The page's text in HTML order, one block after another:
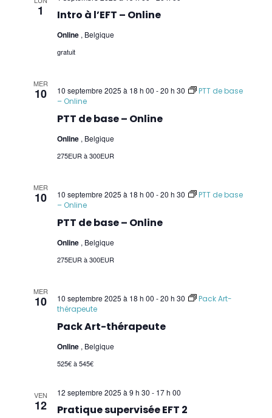
Pratiques supervisées – Examens
EFT et Tapping
Picture Tapping Technique (PTT)
Intention Tapping/IEP
Identity Healing (IH)
Analyse Transactionnelle (AT)
Autres Formations
1 Intro à l’EFT – Online
Online , Belgique
gratuit
MER
10
PTT de base – Online
10 septembre 2025 à 18 h 00 -20 h 30
PTT de base
– Online
Online , Belgique
275EUR à 300EUR
MER
10
PTT de base – Online
10 septembre 2025 à 18 h 00 -20 h 30
PTT de base
– Online
Online , Belgique
275EUR à 300EUR
MER
10
Pack Art-thérapeute
10 septembre 2025 à 18 h 00 -20 h 30
Pack Art-
thérapeute
Online , Belgique
525€ à 545€
VEN
12 Pratique supervisée EFT 2
12 septembre 2025 à 9 h 30 - 17 h 00